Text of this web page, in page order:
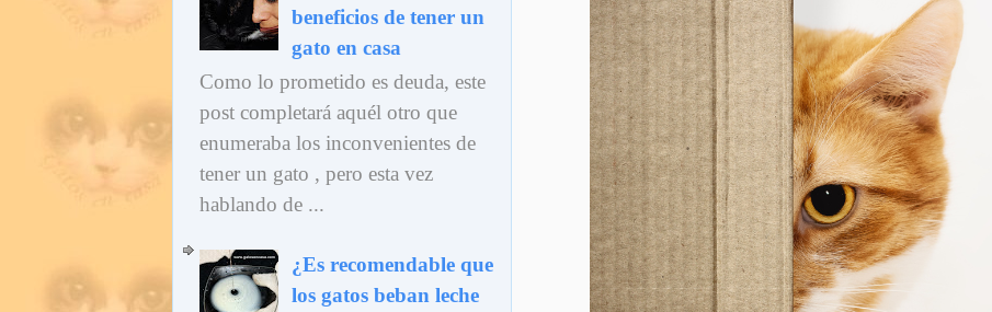
beneficios de tener un
gato en casa
Como lo prometido es deuda, este
post completará aquél otro que
enumeraba los inconvenientes de
tener un gato , pero esta vez
hablando de ...
¿Es recomendable que
los gatos beban leche